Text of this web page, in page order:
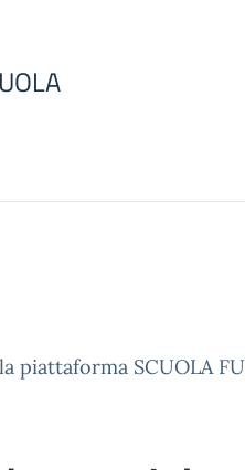
piattaforma SCUOLA